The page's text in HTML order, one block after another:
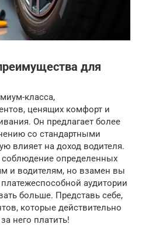
для
класса,
ценящих комфорт и
Он предлагает более
со стандартными
влияет на доход водителя.
соблюдение определенных
и водителям, но взамен вы
аудитории
больше. Представь себе,
которые действительно
него платить!